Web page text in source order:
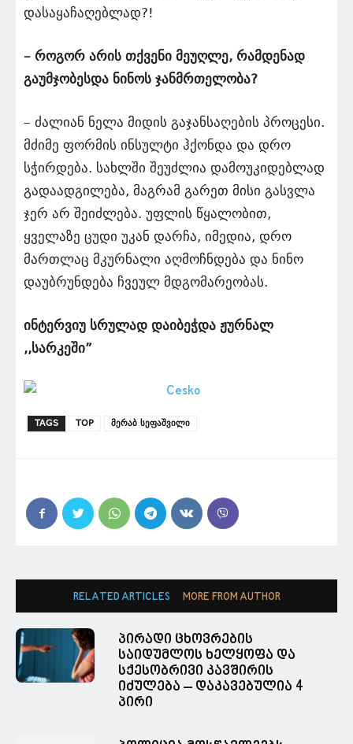
დასაყაჩაღებლად?!
– როგორ არის თქვენი მეუღლე, რამდენად
გაუმჯობესდა ნინოს ჯანმრთელობა?
– ძალიან ნელა მიდის გაჯანსაღების პროცესი.
მძიმე ფორმის ინსულტი ჰქონდა და დრო
სჭირდება. სახლში შეუძლია დამოუკიდებლად
გადაადგილება, მაგრამ გარეთ მისი გასვლა
ჯერ არ შეიძლება. უფლის წყალობით,
ყველაზე ცუდი უკან დარჩა, იმედია, დრო
მართლაც მკურნალი აღმოჩნდება და ნინო
დაუბრუნდება ჩვეულ მდგომარეობას.
ინტერვიუ სრულად დაიბეჭდა ჟურნალ
,,სარკეში”
TAGS TOP მერაბ სეფაშვილი
RELATED ARTICLES MORE FROM AUTHOR
პირადი ცხოვრების
საიდუმლოს ხელყოფა და
სქესობრივი კავშირის
იძულება – დაკავებულია 4
პირი